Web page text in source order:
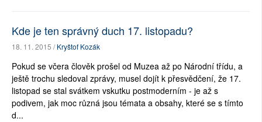
Kde je ten správný duch 17. listopadu?
18. 11. 2015 /Kryštof Kozák
Pokud se včera člověk prošel od Muzea až po Národní třídu, a
ještě trochu sledoval zprávy, musel dojít k přesvědčení, že 17.
listopad se stal svátkem vskutku postmoderním - je až s
podivem, jak moc různá jsou témata a obsahy, které se s tímto
d...